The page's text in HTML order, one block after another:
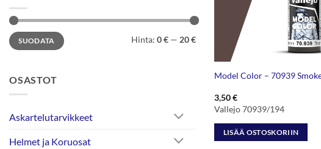
Minimihinta
Maksimihinta
SUODATA Hinta: 0 € — 20 €
OSASTOT
Askartelutarvikkeet
Helmet ja Koruosat
Model Color – 70939
3,50€
Vallejo 70939/194
LISÄÄ OSTOSKORIIN